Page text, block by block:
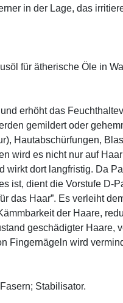
in der Lage, das
für ätherische Öle in
erhöht das
gemildert oder
Hautabschürfungen,
wird es nicht nur auf
wirkt dort langfristig. Da
ist, dient die Vorstufe D-
das Haar”. Es verleiht
der Haare,
geschädigter Haare,
Fingernägeln wird
Stabilisator.